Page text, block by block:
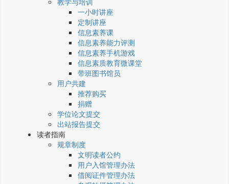
一小时讲座
定制讲座
信息素养课
信息素养能力评测
信息素养手机游戏
信息素质教育微课堂
带班图书馆员
用户共建
推荐购买
捐赠
学位论文提交
出站报告提交
读者指南
规章制度
文明读者公约
用户入馆管理办法
借阅证件管理办法